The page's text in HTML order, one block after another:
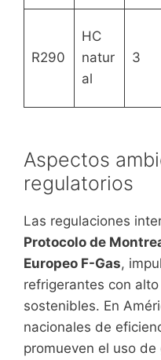
R290
HC
natur
al
3
Aspectos
regulatorios
Las regulaciones
Protocolo de
Europeo F-Gas,
refrigerantes con
sostenibles. En
nacionales de
promueven el uso de